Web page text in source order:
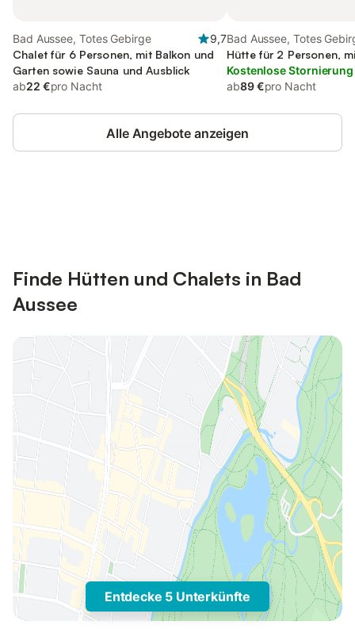
Bad Aussee, Totes Gebirge
9,7
Chalet für 6 Personen, mit Balkon und
Garten sowie Sauna und Ausblick
ab22 €pro Nacht
Bad Aussee, Totes
Hütte für 2 Personen,
Kostenlose Stornierung
ab89 €pro Nacht
Alle Angebote anzeigen
Finde Hütten und Chalets in Bad
Aussee
Entdecke 5 Unterkünfte